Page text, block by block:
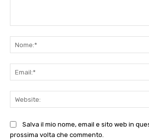
Salva il mio nome, email e sito web in
prossima volta che commento.